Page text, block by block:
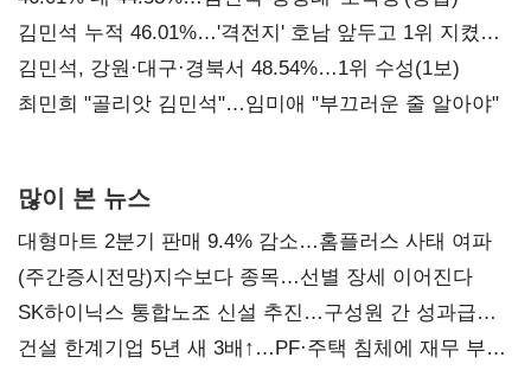
김민석 누적 46.01%…'격전지' 호남 앞두고 1위 지켰다
(2보)
김민석, 강원·대구·경북서 48.54%…1위 수성(1보)
최민희 "골리앗 김민석"…임미애 "부끄러운 줄 알아야"
많이 본 뉴스
대형마트 2분기 판매 9.4% 감소…홈플러스 사태 여파
(주간증시전망)지수보다 종목…선별 장세 이어진다
SK하이닉스 통합노조 신설 추진…구성원 간 성과급
불만 확산
건설 한계기업 5년 새 3배↑…PF·주택 침체에 재무 부담